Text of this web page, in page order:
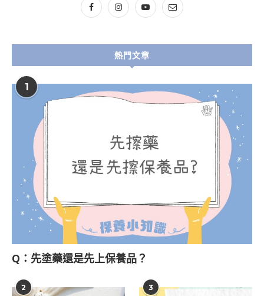
熱門文章
1
Q：先塗藥還是先上保養品？
2 3